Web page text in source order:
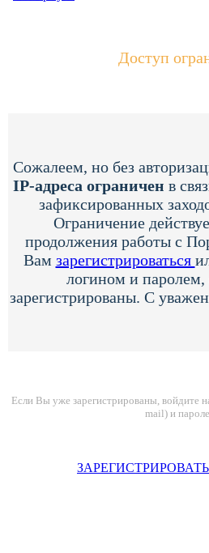
Доступ
Сожалеем, но без
IP-адреса ограничен в
зафиксированных
Ограничение
продолжения работы с
Вам зарегистрироваться
логином и
зарегистрированы. С
Если Вы уже зарегистрированы, войдите
mail) и